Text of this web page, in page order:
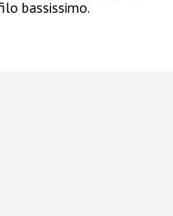
bassissimo.